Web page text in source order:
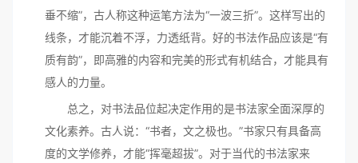
垂不缩”，古人称这种运笔方法为“一波三折”。这样写出的
线条，才能沉着不浮，力透纸背。好的书法作品应该是“有
质有韵”，即高雅的内容和完美的形式有机结合，才能具有
感人的力量。
总之，对书法品位起决定作用的是书法家全面深厚的
文化素养。古人说：“书者，文之极也。”书家只有具备高
度的文学修养，才能“挥毫超拔”。对于当代的书法家来